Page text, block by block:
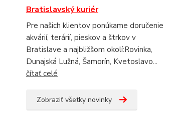
Bratislavský kuriér
Pre našich klientov ponúkame doručenie
akvárií, terárií, pieskov a štrkov v
Bratislave a najbližšom okolí:Rovinka,
Dunajská Lužná, Šamorín, Kvetoslavo...
čítať celé
Zobraziť všetky novinky